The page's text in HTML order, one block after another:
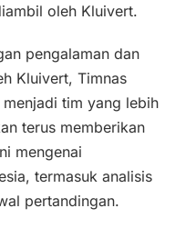
oleh Kluivert.
pengalaman dan
Kluivert, Timnas
tim yang lebih
terus memberikan
mengenai
termasuk analisis
pertandingan.